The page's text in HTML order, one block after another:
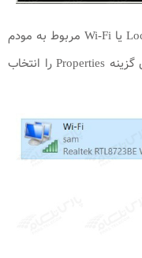
برای تنظیم مجدد آن Local Area Connection یا Wi-Fi مربوط به مودم
را انتخاب کرده و با کلیک راست بر روی آن گزینه Properties را انتخاب